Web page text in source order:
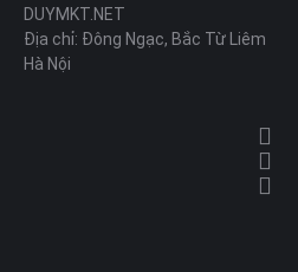
DUYMKT.NET
Địa chỉ: Đông Ngạc, Bắc Từ Liêm
Hà Nội